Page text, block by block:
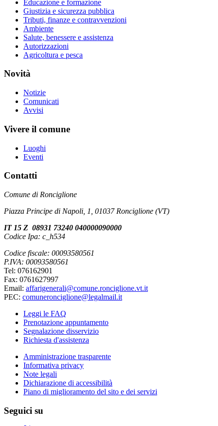
Educazione e formazione
Giustizia e sicurezza pubblica
Tributi, finanze e contravvenzioni
Ambiente
Salute, benessere e assistenza
Autorizzazioni
Agricoltura e pesca
Novità
Notizie
Comunicati
Avvisi
Vivere il comune
Luoghi
Eventi
Contatti
Comune di Ronciglione
Piazza Principe di Napoli, 1, 01037 Ronciglione (VT)
IT 15 Z 08931 73240 040000090000
Codice Ipa: c_h534
Codice fiscale: 00093580561
P.IVA: 00093580561
Tel: 076162901
Fax: 0761627997
Email: affarigenerali@comune.ronciglione.vt.it
PEC: comuneronciglione@legalmail.it
Leggi le FAQ
Prenotazione appuntamento
Segnalazione disservizio
Richiesta d'assistenza
Amministrazione trasparente
Informativa privacy
Note legali
Dichiarazione di accessibilità
Piano di miglioramento del sito e dei servizi
Seguici su